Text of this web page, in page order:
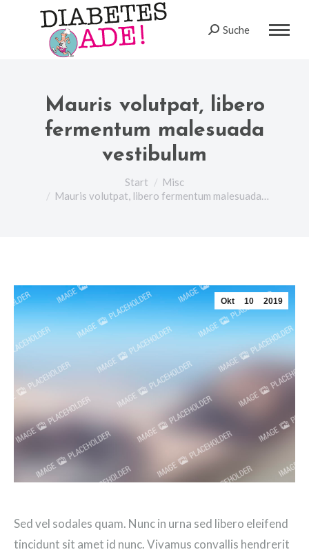
Search:
Suche
Mauris volutpat, libero
fermentum malesuada
vestibulum
Start
Misc
Mauris volutpat, libero fermentum malesuada…
Okt 10 2019
Sed vel sodales quam. Nunc in urna sed libero eleifend
tincidunt sit amet id nunc. Vivamus convallis hendrerit